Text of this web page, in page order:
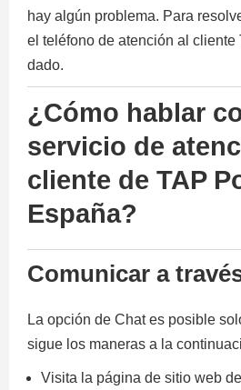
hay algún problema. Para
el teléfono de atención al cliente
dado.
¿Cómo hablar
servicio de
cliente de TAP
España?
Comunicar a
La opción de Chat es posible
sigue los maneras a la
Visita la página de sitio web